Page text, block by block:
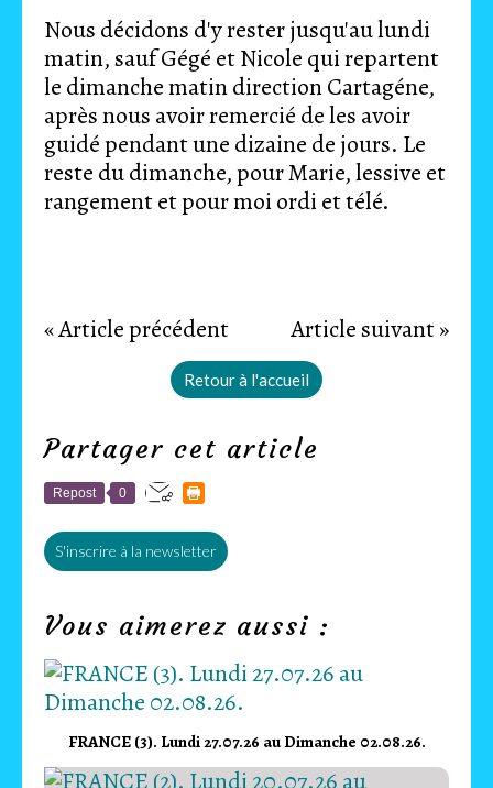
Nous décidons d'y rester jusqu'au lundi
matin, sauf Gégé et Nicole qui repartent
le dimanche matin direction Cartagéne,
après nous avoir remercié de les avoir
guidé pendant une dizaine de jours. Le
reste du dimanche, pour Marie, lessive et
rangement et pour moi ordi et télé.
« Article précédent Article suivant »
Retour à l'accueil
Partager cet article
Repost 0
S'inscrire à la newsletter
Vous aimerez aussi :
FRANCE (3). Lundi 27.07.26 au Dimanche 02.08.26.